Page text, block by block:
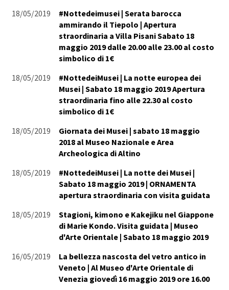
18/05/2019
#Nottedeimusei | Serata barocca
ammirando il Tiepolo | Apertura
straordinaria a Villa Pisani Sabato 18
maggio 2019 dalle 20.00 alle 23.00 al costo
simbolico di 1€
18/05/2019
#NottedeiMusei | La notte europea dei
Musei | Sabato 18 maggio 2019 Apertura
straordinaria fino alle 22.30 al costo
simbolico di 1€
18/05/2019
Giornata dei Musei | sabato 18 maggio
2018 al Museo Nazionale e Area
Archeologica di Altino
18/05/2019
#NottedeiMusei | La notte dei Musei |
Sabato 18 maggio 2019 | ORNAMENTA
apertura straordinaria con visita guidata
18/05/2019
Stagioni, kimono e Kakejiku nel Giappone
di Marie Kondo. Visita guidata | Museo
d'Arte Orientale | Sabato 18 maggio 2019
16/05/2019
La bellezza nascosta del vetro antico in
Veneto | Al Museo d'Arte Orientale di
Venezia giovedì 16 maggio 2019 ore 16.00